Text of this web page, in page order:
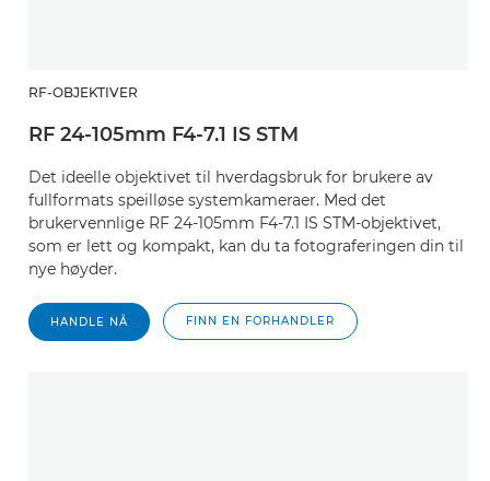
RF-OBJEKTIVER
RF 24-105mm F4-7.1 IS STM
Det ideelle objektivet til hverdagsbruk for brukere av
fullformats speilløse systemkameraer. Med det
brukervennlige RF 24-105mm F4-7.1 IS STM-objektivet,
som er lett og kompakt, kan du ta fotograferingen din til
nye høyder.
HANDLE NÅ FINN EN FORHANDLER